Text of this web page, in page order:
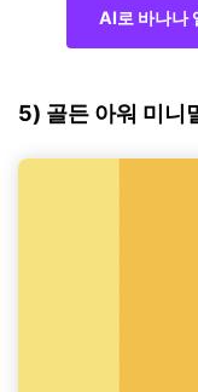
AI로 바나나
5) 골든 아워 미니